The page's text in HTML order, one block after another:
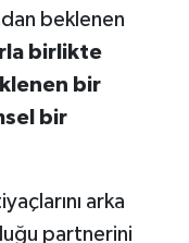
beklenen
birlikte
bir
bir
arka
partnerini